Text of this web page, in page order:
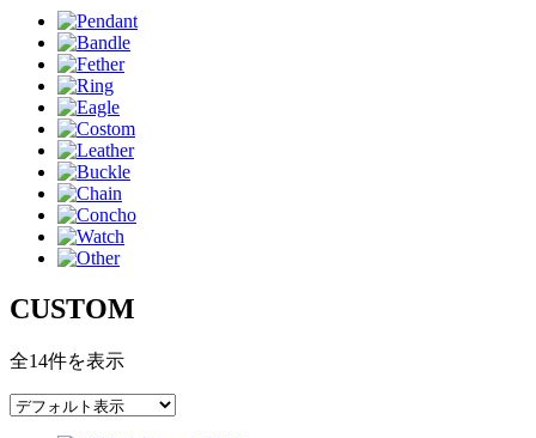
CUSTOM
全14件を表示